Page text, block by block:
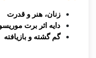
زنان، هنر و قدرت
دایه اثر برت
گم گشته و بازیافته